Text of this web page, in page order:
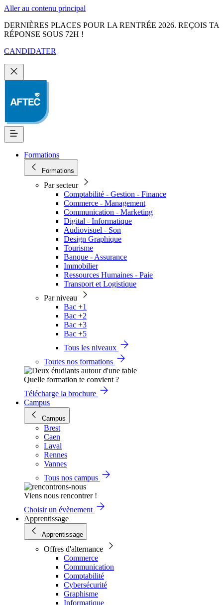
Aller au contenu principal
DERNIÈRES PLACES POUR LA RENTRÉE 2026. REÇOIS TA
RÉPONSE SOUS 72H !
CANDIDATER
Formations
Formations
Par secteur
Comptabilité - Gestion - Finance
Commerce - Management
Communication - Marketing
Digital - Informatique
Audiovisuel - Son
Design Graphique
Tourisme
Banque - Assurance
Immobilier
Ressources Humaines - Paie
Transport et Logistique
Par niveau
Bac +1
Bac +2
Bac +3
Bac +5
Tous les niveaux
Toutes nos formations
Quelle formation te convient ?
Télécharge la brochure
Campus
Campus
Brest
Caen
Laval
Rennes
Vannes
Tous nos campus
Viens nous rencontrer !
Choisir un évènement
Apprentissage
Apprentissage
Offres d'alternance
Commerce
Communication
Comptabilité
Cybersécurité
Graphisme
Informatique